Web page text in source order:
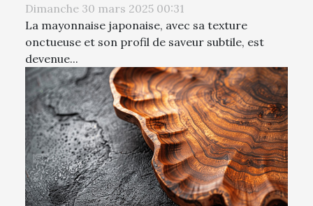
Dimanche 30 mars 2025 00:31
La mayonnaise japonaise, avec sa texture
onctueuse et son profil de saveur subtile, est
devenue...